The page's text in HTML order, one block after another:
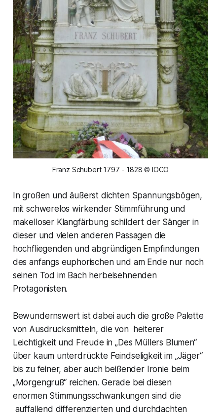
Franz Schubert 1797 - 1828 © IOCO
In großen und äußerst dichten Spannungsbögen,
mit schwerelos wirkender Stimmführung und
makelloser Klangfärbung schildert der Sänger in
dieser und vielen anderen Passagen die
hochfliegenden und abgründigen Empfindungen
des anfangs euphorischen und am Ende nur noch
seinen Tod im Bach herbeisehnenden
Protagonisten.
Bewundernswert ist dabei auch die große Palette
von Ausdrucksmitteln, die von heiterer
Leichtigkeit und Freude in „Des Müllers Blumen“
über kaum unterdrückte Feindseligkeit im „Jäger“
bis zu feiner, aber auch beißender Ironie beim
„Morgengruß“reichen. Gerade bei diesen
enormen Stimmungsschwankungen sind die
auffallend differenzierten und durchdachten